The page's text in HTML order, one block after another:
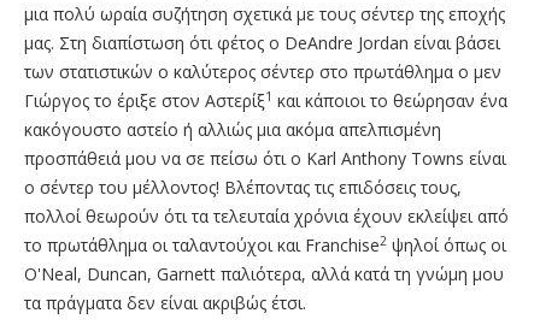
μια πολύ ωραία συζήτηση σχετικά με τους σέντερ της εποχής
μας. Στη διαπίστωση ότι φέτος ο DeAndre Jordan είναι βάσει
των στατιστικών ο καλύτερος σέντερ στο πρωτάθλημα ο μεν
Γιώργος το έριξε στον Αστερίξ1 και κάποιοι το θεώρησαν ένα
κακόγουστο αστείο ή αλλιώς μια ακόμα απελπισμένη
προσπάθειά μου να σε πείσω ότι ο Karl Anthony Towns είναι
ο σέντερ του μέλλοντος! Βλέποντας τις επιδόσεις τους,
πολλοί θεωρούν ότι τα τελευταία χρόνια έχουν εκλείψει από
το πρωτάθλημα οι ταλαντούχοι και Franchise2 ψηλοί όπως οι
O'Neal, Duncan, Garnett παλιότερα, αλλά κατά τη γνώμη μου
τα πράγματα δεν είναι ακριβώς έτσι.